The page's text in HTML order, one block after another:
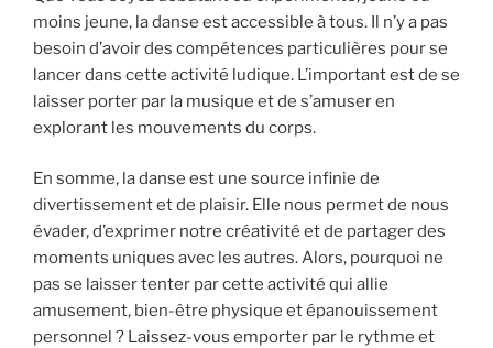
moins jeune, la danse est accessible à tous. Il n’y a pas
besoin d’avoir des compétences particulières pour se
lancer dans cette activité ludique. L’important est de se
laisser porter par la musique et de s’amuser en
explorant les mouvements du corps.
En somme, la danse est une source infinie de
divertissement et de plaisir. Elle nous permet de nous
évader, d’exprimer notre créativité et de partager des
moments uniques avec les autres. Alors, pourquoi ne
pas se laisser tenter par cette activité qui allie
amusement, bien-être physique et épanouissement
personnel ? Laissez-vous emporter par le rythme et